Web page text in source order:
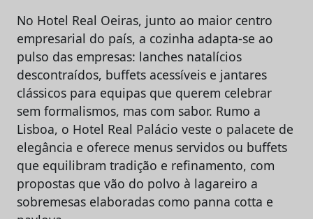
No Hotel Real Oeiras, junto ao maior centro
empresarial do país, a cozinha adapta-se ao
pulso das empresas: lanches natalícios
descontraídos, buffets acessíveis e jantares
clássicos para equipas que querem celebrar
sem formalismos, mas com sabor. Rumo a
Lisboa, o Hotel Real Palácio veste o palacete de
elegância e oferece menus servidos ou buffets
que equilibram tradição e refinamento, com
propostas que vão do polvo à lagareiro a
sobremesas elaboradas como panna cotta e